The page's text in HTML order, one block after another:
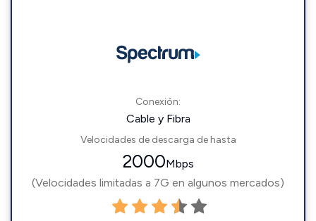
Conexión:
Cable y Fibra
Velocidades de descarga de hasta
2000Mbps
(Velocidades limitadas a 7G en algunos mercados)